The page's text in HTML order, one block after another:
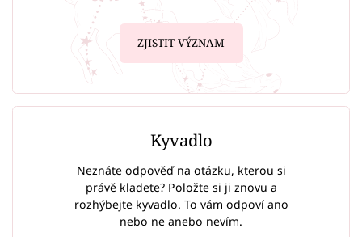
ZJISTIT VÝZNAM
Kyvadlo
Neznáte odpověď na otázku, kterou si
právě kladete? Položte si ji znovu a
rozhýbejte kyvadlo. To vám odpoví ano
nebo ne anebo nevím.